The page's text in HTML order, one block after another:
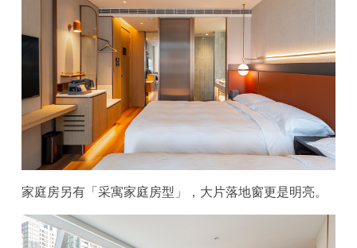
家庭房另有「采寓家庭房型」，大片落地窗更是明亮。